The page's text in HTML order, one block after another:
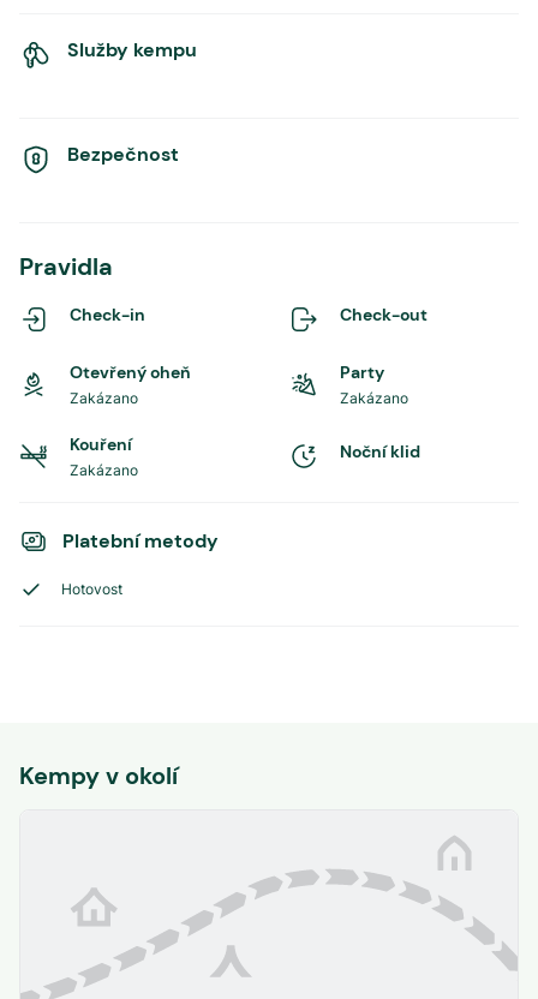
Služby kempu
Bezpečnost
Pravidla
Check-in Check-out
Otevřený oheň
Zakázano
Party
Zakázano
Kouření
Zakázano
Noční klid
Platební metody
Hotovost
Kempy v okolí